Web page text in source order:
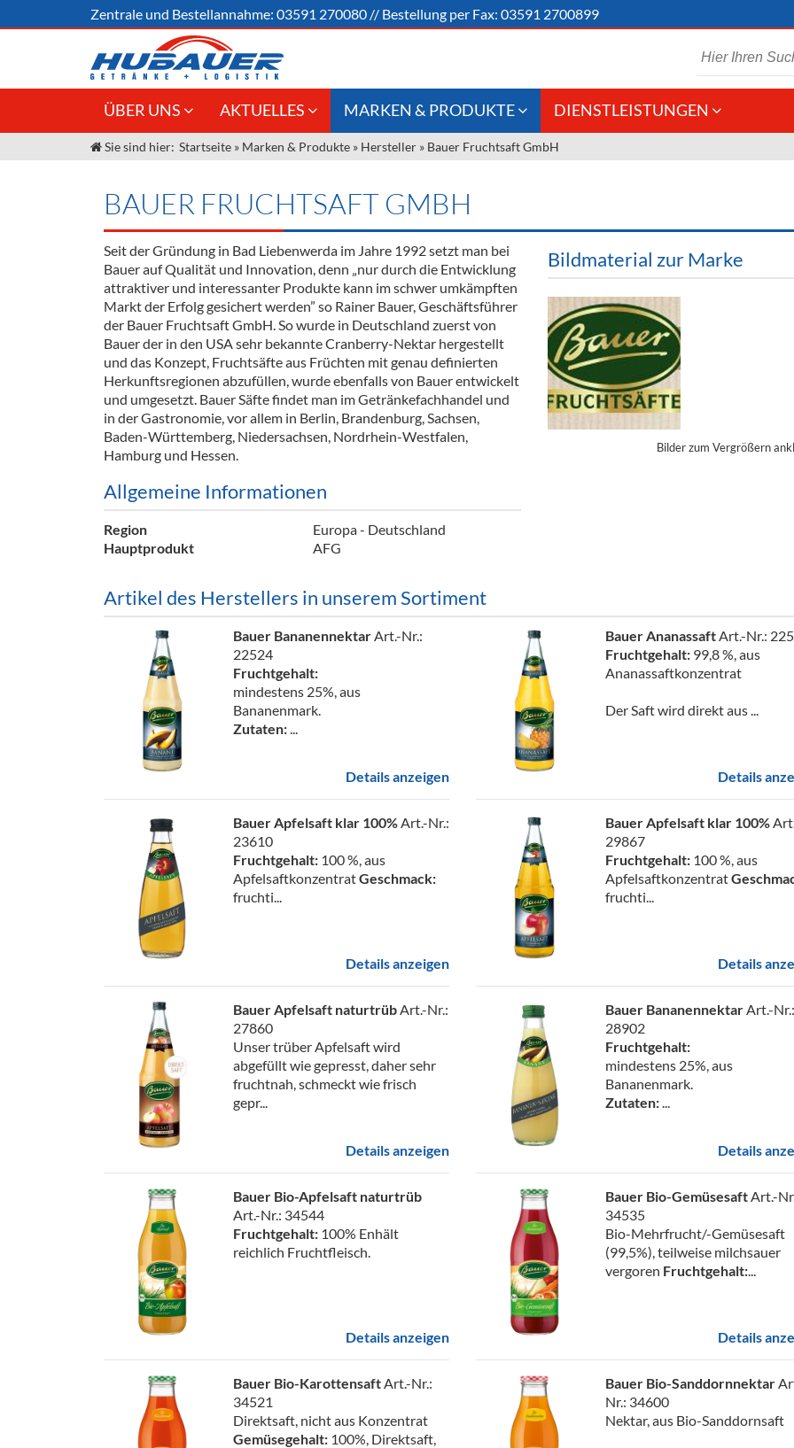
Zentrale und Bestellannahme: 03591 270080 // Bestellung per Fax: 03591 2700899
ÜBER UNS
Jobs
Unser Team
Kontakt
AKTUELLES
Angebote Gastronomie &
Gastronomie
Innovation - Die Neue Art des
Bierzapfens "DroughtMaster"
Neuigkeiten
Termine
MARKEN & PRODUKTE
Weine & Schaumwein
Spirituosen
Fassbier + Zubehör
Alkoholfreie Getränke
Öle & Küchenartikel
Kaffee
Barzubehör
Ausschankwagen
Gläser
Kühlanhänger
Theken + Zubehör
Hygieneartikel & Desinfektion
DIENSTLEISTUNGEN
Kommisionskauf &
Sie sind hier: Startseite » Marken & Produkte » Hersteller » Bauer Fruchtsaft GmbH
BAUER FRUCHTSAFT GMBH
Seit der Gründung in Bad Liebenwerda im Jahre 1992 setzt man bei
Bauer auf Qualität und Innovation, denn „nur durch die Entwicklung
attraktiver und interessanter Produkte kann im schwer umkämpften
Markt der Erfolg gesichert werden” so Rainer Bauer, Geschäftsführer
der Bauer Fruchtsaft GmbH. So wurde in Deutschland zuerst von
Bauer der in den USA sehr bekannte Cranberry-Nektar hergestellt
und das Konzept, Fruchtsäfte aus Früchten mit genau definierten
Herkunftsregionen abzufüllen, wurde ebenfalls von Bauer entwickelt
und umgesetzt. Bauer Säfte findet man im Getränkefachhandel und
in der Gastronomie, vor allem in Berlin, Brandenburg, Sachsen,
Baden-Württemberg, Niedersachsen, Nordrhein-Westfalen,
Hamburg und Hessen.
Allgemeine Informationen
Region
Europa - Deutschland
Hauptprodukt
AFG
Bildmaterial zur Marke
Bilder zum Vergrößern
Artikel des Herstellers in unserem Sortiment
Bauer BananennektarArt.-Nr.:
22524
Fruchtgehalt:
mindestens 25%, aus
Bananenmark.
Zutaten:...
Details anzeigen
Bauer AnanassaftArt.-Nr.:
Fruchtgehalt: 99,8 %, aus
Ananassaftkonzentrat
Der Saft wird direkt aus ...
Details
Bauer Apfelsaft klar 100%Art.-Nr.:
23610
Fruchtgehalt: 100 %, aus
ApfelsaftkonzentratGeschmack:
fruchti...
Details anzeigen
Bauer Apfelsaft klar 100%
29867
Fruchtgehalt: 100 %, aus
Apfelsaftkonzentrat
fruchti...
Details
Bauer Apfelsaft naturtrübArt.-Nr.:
27860
Unser trüber Apfelsaft wird
abgefüllt wie gepresst, daher sehr
fruchtnah, schmeckt wie frisch
gepr...
Details anzeigen
Bauer BananennektarArt.-Nr.:
28902
Fruchtgehalt:
mindestens 25%, aus
Bananenmark.
Zutaten:...
Details
Bauer Bio-Apfelsaft naturtrüb
Art.-Nr.: 34544
Fruchtgehalt: 100% Enhält
reichlich Fruchtfleisch.
Details anzeigen
Bauer Bio-GemüsesaftArt.-
34535
Bio-Mehrfrucht/-Gemüsesaft
(99,5%), teilweise milchsauer
vergoren Fruchtgehalt:...
Details
Bauer Bio-KarottensaftArt.-Nr.:
34521
Direktsaft, nicht aus Konzentrat
Gemüsegehalt: 100%, Direktsaft,
Bauer Bio-Sanddornnektar
Nr.: 34600
Nektar, aus Bio-Sanddornsaft